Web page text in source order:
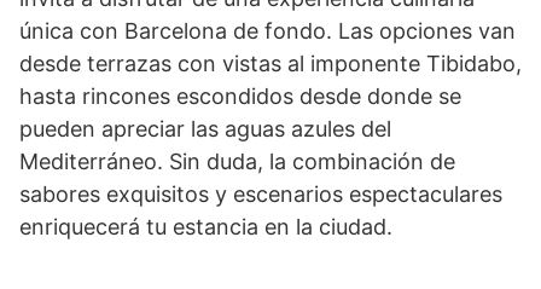
única con Barcelona de fondo. Las opciones van
desde terrazas con vistas al imponente Tibidabo,
hasta rincones escondidos desde donde se
pueden apreciar las aguas azules del
Mediterráneo. Sin duda, la combinación de
sabores exquisitos y escenarios espectaculares
enriquecerá tu estancia en la ciudad.